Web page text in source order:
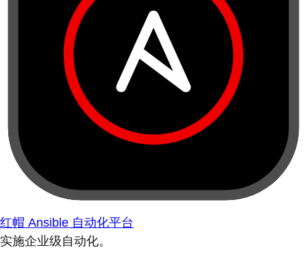
红帽 Ansible 自动化平台
实施企业级自动化。